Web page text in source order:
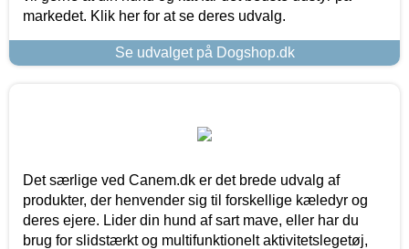
markedet. Klik her for at se deres udvalg.
Se udvalget på Dogshop.dk
Det særlige ved Canem.dk er det brede udvalg af
produkter, der henvender sig til forskellige kæledyr og
deres ejere. Lider din hund af sart mave, eller har du
brug for slidstærkt og multifunktionelt aktivitetslegetøj,